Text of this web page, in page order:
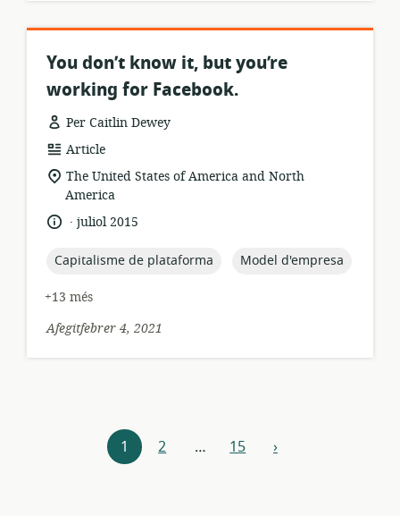
You don’t know it, but you’re
working for Facebook.
Per Caitlin Dewey
format
dels
recursos:
Article
ubicació
rellevant:
The United States of America and North
America
idioma:
.
data
publicació:
juliol 2015
topic:
Capitalisme de plataforma topic:
Model d'empresa
+13 més
Afegitfebrer 4, 2021
1 2 … 15 següent
›